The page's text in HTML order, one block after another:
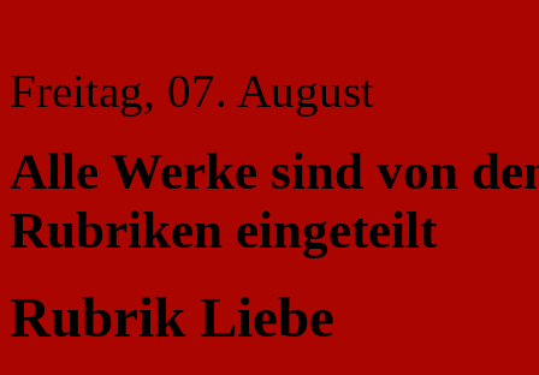
Freitag, 07. August
Alle Werke sind von
Rubriken eingeteilt
Rubrik Liebe